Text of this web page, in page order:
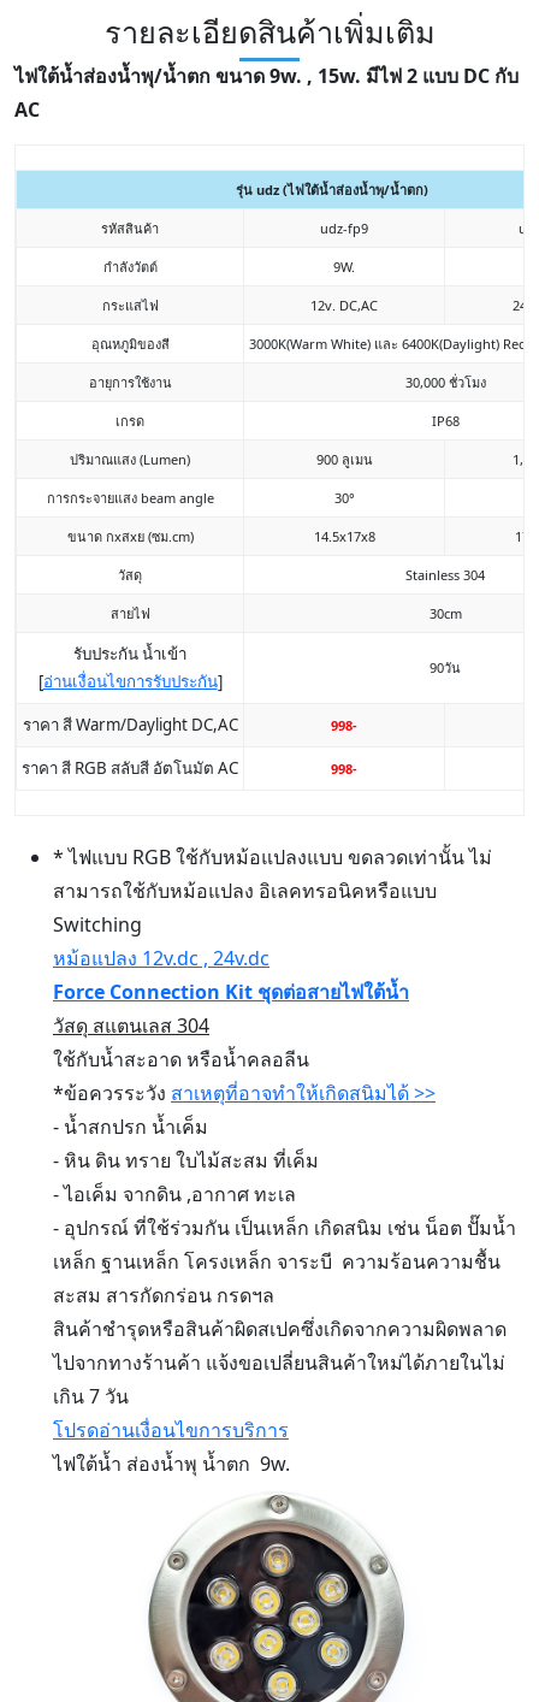
รายละเอียดสินค้าเพิ่มเติม
ไฟใต้น้ำส่องน้ำพุ/น้ำตก ขนาด 9w. , 15w. มีไฟ 2 แบบ DC กับ
AC
รุ่น udz (ไฟใต้น้ำส่องน้ำพุ/น้ำตก)
รหัสสินค้า udz-fp9
กำลังวัตต์ 9W.
กระแสไฟ 12v. DC,AC
อุณหภูมิของสี 3000K(Warm White) และ 6400K(Daylight)
อายุการใช้งาน 30,000 ชั่วโมง
เกรด IP68
ปริมาณแสง (Lumen) 900 ลูเมน
การกระจายแสง beam angle 30°
ขนาด กxสxย (ซม.cm) 14.5x17x8
วัสดุ Stainless 304
สายไฟ 30cm
รับประกัน น้ำเข้า
[อ่านเงื่อนไขการรับประกัน]
90วัน
ราคา สี Warm/Daylight DC,AC 998-
ราคา สี RGB สลับสี อัตโนมัต AC 998-
* ไฟแบบ RGB ใช้กับหม้อแปลงแบบ ขดลวดเท่านั้น ไม่
สามารถใช้กับหม้อแปลง อิเลคทรอนิคหรือแบบ
Switching
หม้อแปลง 12v.dc , 24v.dc
Force Connection Kit ชุดต่อสายไฟใต้น้ำ
วัสดุ สแตนเลส 304
ใช้กับน้ำสะอาด หรือน้ำคลอลีน
*ข้อควรระวัง สาเหตุที่อาจทำให้เกิดสนิมได้ >>
- น้ำสกปรก น้ำเค็ม
- หิน ดิน ทราย ใบไม้สะสม ที่เค็ม
- ไอเค็ม จากดิน ,อากาศ ทะเล
- อุปกรณ์ ที่ใช้ร่วมกัน เป็นเหล็ก เกิดสนิม เช่น น็อต ปั๊มน้ำ
เหล็ก ฐานเหล็ก โครงเหล็ก จาระบี ความร้อนความชื้น
สะสม สารกัดกร่อน กรดฯล
สินค้าชำรุดหรือสินค้าผิดสเปคซึ่งเกิดจากความผิดพลาด
ไปจากทางร้านค้า แจ้งขอเปลี่ยนสินค้าใหม่ได้ภายในไม่
เกิน 7 วัน
โปรดอ่านเงื่อนไขการบริการ
ไฟใต้น้ำ ส่องน้ำพุ น้ำตก 9w.